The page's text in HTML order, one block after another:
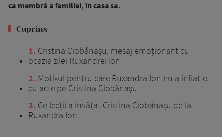
ca membră a familiei, în casa sa.
Cuprins
1 Cristina Ciobănașu, mesaj emoționant cu
ocazia zilei Ruxandrei Ion
2 Motivul pentru care Ruxandra Ion nu a înfiat-o
cu acte pe Cristina Ciobănașu
3 Ce lecții a învățat Cristina Ciobănașu de la
Ruxandra Ion